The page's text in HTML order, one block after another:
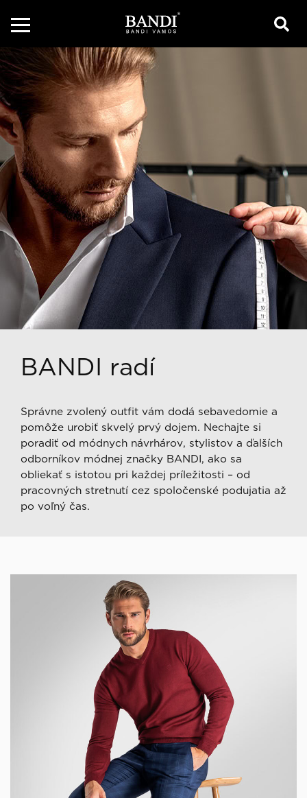
BANDI radí
Správne zvolený outfit vám dodá sebavedomie a
pomôže urobiť skvelý prvý dojem. Nechajte si
poradiť od módnych návrhárov, stylistov a ďalších
odborníkov módnej značky BANDI, ako sa
obliekať s istotou pri každej príležitosti – od
pracovných stretnutí cez spoločenské podujatia až
po voľný čas.